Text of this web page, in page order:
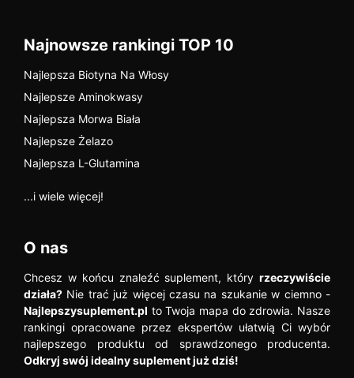
Najnowsze rankingi TOP 10
Najlepsza Biotyna Na Włosy
Najlepsze Aminokwasy
Najlepsza Morwa Biała
Najlepsze Żelazo
Najlepsza L-Glutamina
...i wiele więcej!
O nas
Chcesz w końcu znaleźć suplement, który rzeczywiście
działa? Nie trać już więcej czasu na szukanie w ciemno -
Najlepszysuplement.pl to Twoja mapa do zdrowia. Nasze
rankingi opracowane przez ekspertów ułatwią Ci wybór
najlepszego produktu od sprawdzonego producenta.
Odkryj swój idealny suplement już dziś!